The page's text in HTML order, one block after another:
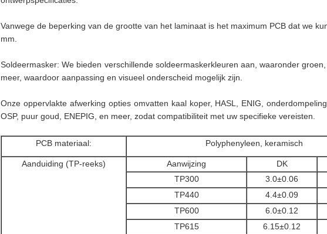
Vanwege de beperking van de grootte van het laminaat is het maximum PCB dat we
mm.
Soldeermasker: We bieden verschillende soldeermaskerkleuren aan, waaronder
meer, waardoor aanpassing en visueel onderscheid mogelijk zijn.
Onze oppervlakte afwerking opties omvatten kaal koper, HASL, ENIG,
OSP, puur goud, ENEPIG, en meer, zodat compatibiliteit met uw specifieke vereisten.
PCB materiaal: Polyphenyleen, keramisch
Aanduiding (TP-reeks) Aanwijzing DK
TP300
3.0±0.06
TP440
4.4±0.09
TP600
6.0±0.12
TP615
6.15±0.12